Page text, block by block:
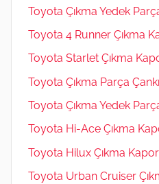
Toyota Çıkma Yedek
Toyota 4 Runner Çıkma
Toyota Starlet Çıkma
Toyota Çıkma Parça
Toyota Çıkma Yedek
Toyota Hi-Ace Çıkma
Toyota Hilux Çıkma
Toyota Urban Cruiser